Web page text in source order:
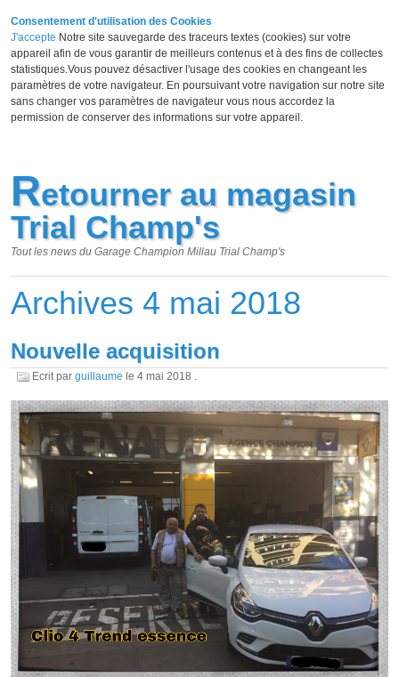
Consentement d'utilisation des Cookies
J'accepte Notre site sauvegarde des traceurs textes (cookies) sur votre
appareil afin de vous garantir de meilleurs contenus et à des fins de collectes
statistiques.Vous pouvez désactiver l'usage des cookies en changeant les
paramètres de votre navigateur. En poursuivant votre navigation sur notre site
sans changer vos paramètres de navigateur vous nous accordez la
permission de conserver des informations sur votre appareil.
Retourner au magasin
Trial Champ's
Tout les news du Garage Champion Millau Trial Champ's
Archives 4 mai 2018
Nouvelle acquisition
Ecrit par guillaume le 4 mai 2018 .